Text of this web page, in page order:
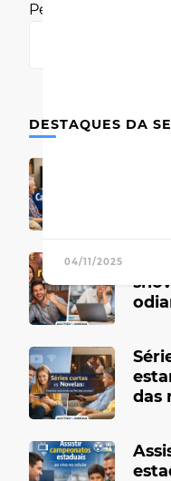
04/11/2025
Pesquisar
DESTAQUES DA
das